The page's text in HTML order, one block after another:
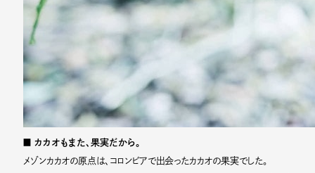
■ カカオもまた、果実だから。
メゾンカカオの原点は、コロンビアで出会ったカカオの果実でした。